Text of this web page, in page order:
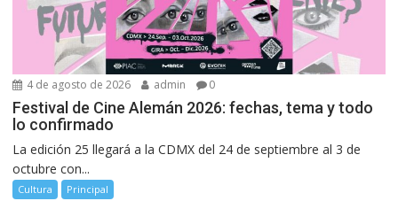
4 de agosto de 2026 admin 0
Festival de Cine Alemán 2026: fechas, tema y todo
lo confirmado
La edición 25 llegará a la CDMX del 24 de septiembre al 3 de
octubre con...
Cultura Principal